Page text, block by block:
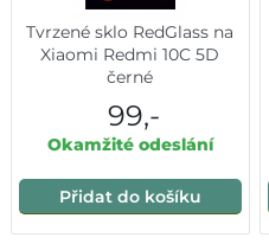
Tvrzené sklo RedGlass na
Xiaomi Redmi 10C 5D
černé
99,-
Okamžité odeslání
Přidat do košíku